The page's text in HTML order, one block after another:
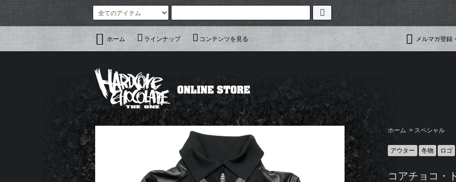
ホーム ラインナップ コンテンツを見る メルマガ登録
ホーム > スペシャル
アウター 冬物 ロゴ
コアチョコ・